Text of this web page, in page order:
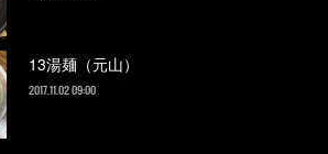
13湯麺（元山）
2017.11.02 09:00